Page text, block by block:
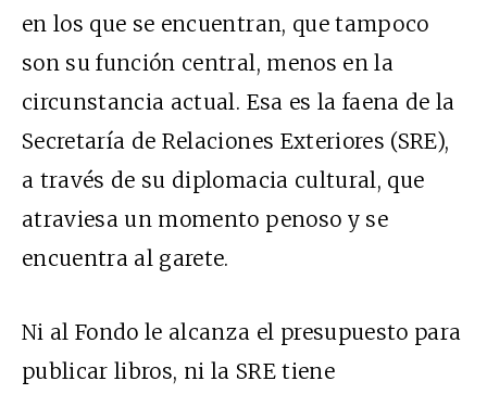
en los que se encuentran, que tampoco
son su función central, menos en la
circunstancia actual. Esa es la faena de la
Secretaría de Relaciones Exteriores (SRE),
a través de su diplomacia cultural, que
atraviesa un momento penoso y se
encuentra al garete.
Ni al Fondo le alcanza el presupuesto para
publicar libros, ni la SRE tiene